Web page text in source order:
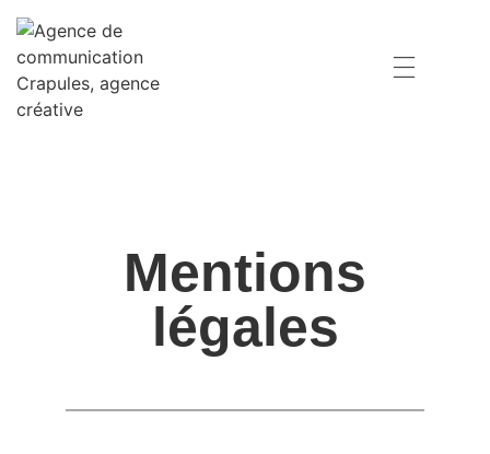
Mentions
légales